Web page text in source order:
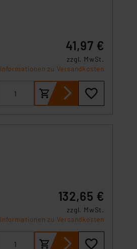
41,97 €
zzgl. MwSt.
Informationen zu Versandkosten
132,65 €
zzgl. MwSt.
Informationen zu Versandkosten